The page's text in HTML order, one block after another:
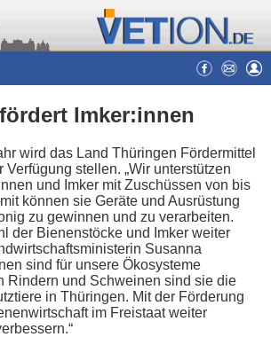
Imker:innen
wird das Land Thüringen Fördermittel
Verfügung stellen. „Wir unterstützen
und Imker mit Zuschüssen von bis
können sie Geräte und Ausrüstung
zu gewinnen und zu verarbeiten.
der Bienenstöcke und Imker weiter
Susanna
sind für unsere Ökosysteme
Rindern und Schweinen sind sie die
in Thüringen. Mit der Förderung
im Freistaat weiter